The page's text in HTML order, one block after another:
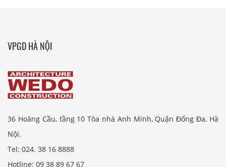
VPGD HÀ NỘI
36 Hoàng Cầu, tầng 10 Tòa nhà Anh Minh, Quận Đống Đa, Hà
Nội.
Tel: 024. 38 16 8888
Hotline: 09 38 89 67 67